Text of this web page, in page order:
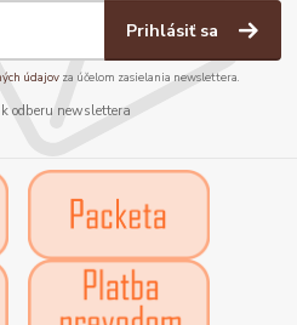
Prihlásiť sa
údajov za účelom zasielania newslettera.
odberu newslettera